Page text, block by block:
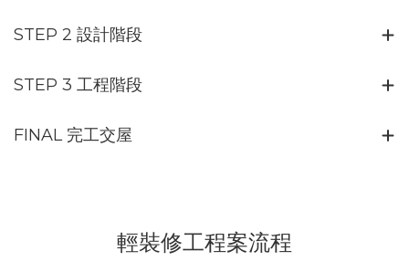
STEP 2 設計階段
STEP 3 工程階段
FINAL 完工交屋
輕裝修工程案流程